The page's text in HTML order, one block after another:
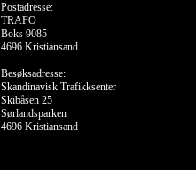
Postadresse:
TRAFO
Boks 9085
4696 Kristiansand
Besøksadresse:
Skandinavisk Trafikksenter
Skibåsen 25
Sørlandsparken
4696 Kristiansand